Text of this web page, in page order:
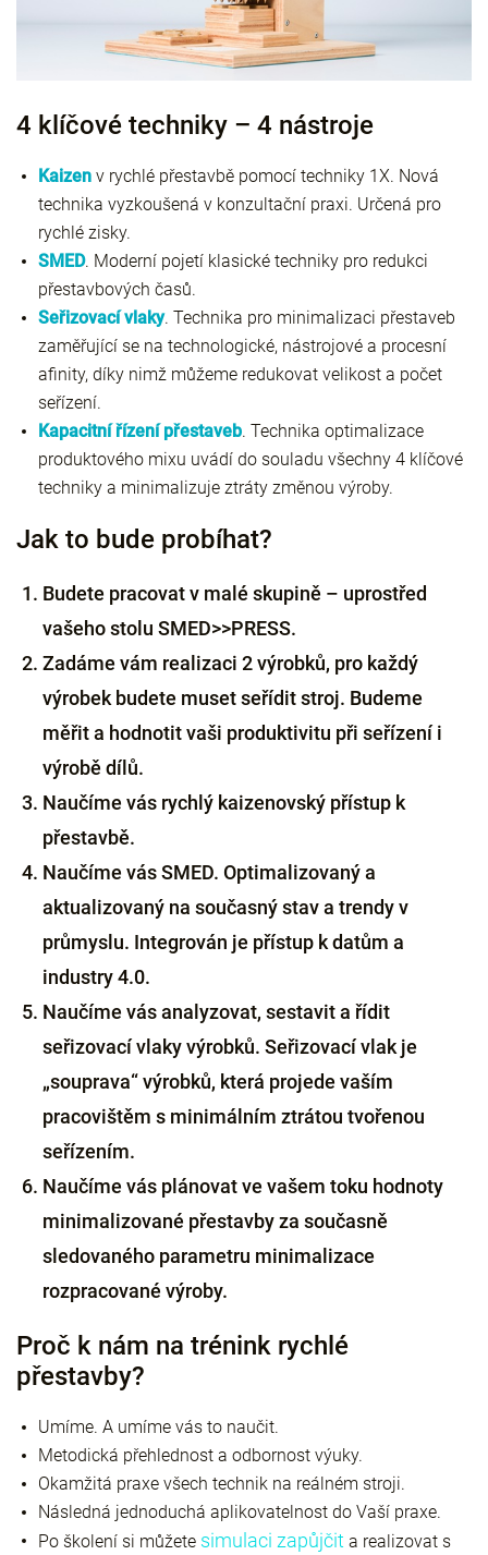
4 klíčové techniky – 4 nástroje
Kaizen v rychlé přestavbě pomocí techniky 1X. Nová
technika vyzkoušená v konzultační praxi. Určená pro
rychlé zisky.
SMED. Moderní pojetí klasické techniky pro redukci
přestavbových časů.
Seřizovací vlaky. Technika pro minimalizaci přestaveb
zaměřující se na technologické, nástrojové a procesní
afinity, díky nimž můžeme redukovat velikost a počet
seřízení.
Kapacitní řízení přestaveb. Technika optimalizace
produktového mixu uvádí do souladu všechny 4 klíčové
techniky a minimalizuje ztráty změnou výroby.
Jak to bude probíhat?
Budete pracovat v malé skupině – uprostřed
vašeho stolu SMED>>PRESS.
Zadáme vám realizaci 2 výrobků, pro každý
výrobek budete muset seřídit stroj. Budeme
měřit a hodnotit vaši produktivitu při seřízení i
výrobě dílů.
Naučíme vás rychlý kaizenovský přístup k
přestavbě.
Naučíme vás SMED. Optimalizovaný a
aktualizovaný na současný stav a trendy v
průmyslu. Integrován je přístup k datům a
industry 4.0.
Naučíme vás analyzovat, sestavit a řídit
seřizovací vlaky výrobků. Seřizovací vlak je
„souprava“ výrobků, která projede vaším
pracovištěm s minimálním ztrátou tvořenou
seřízením.
Naučíme vás plánovat ve vašem toku hodnoty
minimalizované přestavby za současně
sledovaného parametru minimalizace
rozpracované výroby.
Proč k nám na trénink rychlé
přestavby?
Umíme. A umíme vás to naučit.
Metodická přehlednost a odbornost výuky.
Okamžitá praxe všech technik na reálném stroji.
Následná jednoduchá aplikovatelnost do Vaší praxe.
Po školení si můžete simulaci zapůjčit a realizovat s